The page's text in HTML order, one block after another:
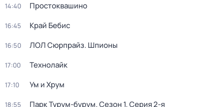
14:40 Простоквашино
16:45 Край Бебис
16:50 ЛОЛ Сюрпрайз. Шпионы
17:00 Технолайк
17:10 Ум и Хрум
18:55 Парк Турум-бурум. Сезон 1. Серия 2-я